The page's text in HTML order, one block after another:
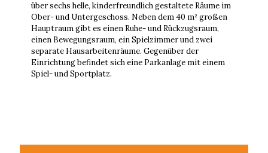
über sechs helle, kinderfreundlich gestaltete Räume im
Ober- und Untergeschoss. Neben dem 40 m² großen
Hauptraum gibt es einen Ruhe- und Rückzugsraum,
einen Bewegungsraum, ein Spielzimmer und zwei
separate Hausarbeitenräume. Gegenüber der
Einrichtung befindet sich eine Parkanlage mit einem
Spiel- und Sportplatz.